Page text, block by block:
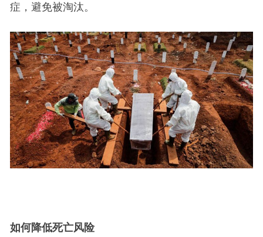
症，避免被淘汰。
如何降低死亡风险